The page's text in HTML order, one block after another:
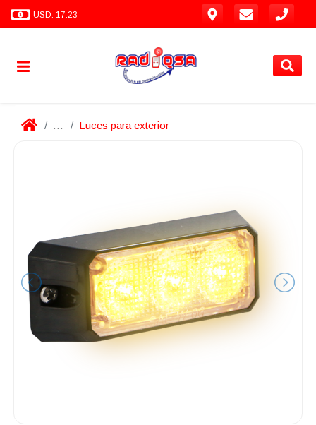
USD: 17.23
... Luces para exterior